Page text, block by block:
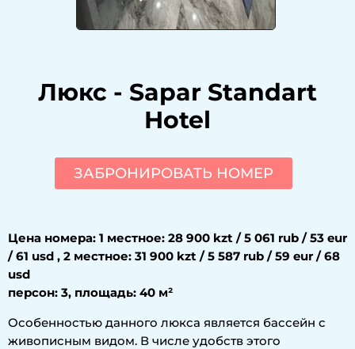
Люкс - Sapar Standart
Hotel
ЗАБРОНИРОВАТЬ НОМЕР
Цена номера: 1 местное: 28 900 kzt / 5 061 rub / 53 eur
/ 61 usd , 2 местное: 31 900 kzt / 5 587 rub / 59 eur / 68
usd
персон: 3, площадь: 40 м²
Особенностью данного люкса является бассейн с
живописным видом. В числе удобств этого